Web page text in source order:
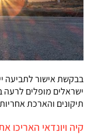
בבקשת אישור לתביעה
ישראלים מופלים לרעה
תיקונים והארכת